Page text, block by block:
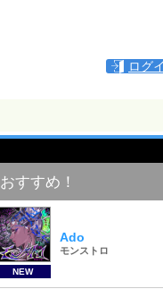
ログ
おすすめ！
NEW
Ado
モンストロ